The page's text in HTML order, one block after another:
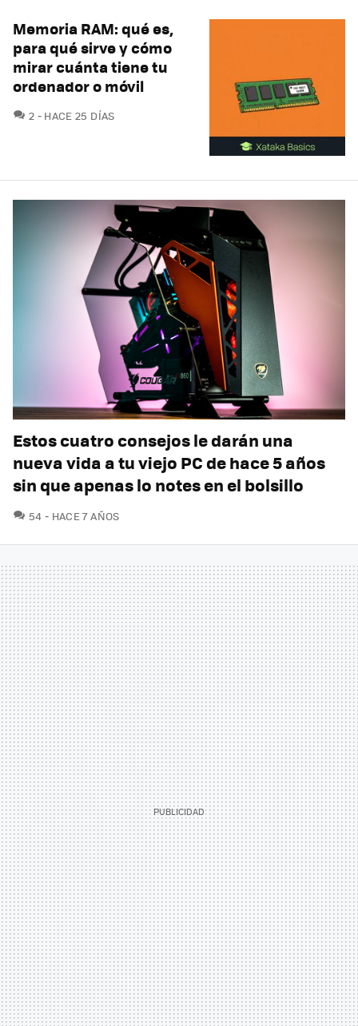
Memoria RAM: qué es,
para qué sirve y cómo
mirar cuánta tiene tu
ordenador o móvil
2 COMENTARIOS
HACE 25 DÍAS
Estos cuatro consejos le darán una
nueva vida a tu viejo PC de hace 5 años
sin que apenas lo notes en el bolsillo
54 COMENTARIOS
HACE 7 AÑOS